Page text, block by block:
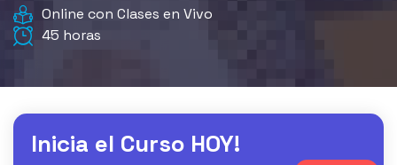
Online con Clases en Vivo
45 horas
Inicia el Curso HOY!